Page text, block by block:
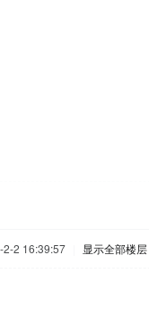
2-2 16:39:57 显示全部楼层